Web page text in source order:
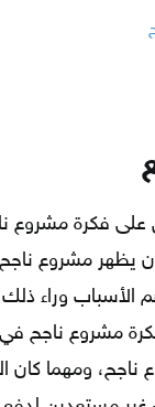
على فكرة مشروع
يظهر مشروع
وراء
مشروع ناجح في
ناجح، ومهما كان